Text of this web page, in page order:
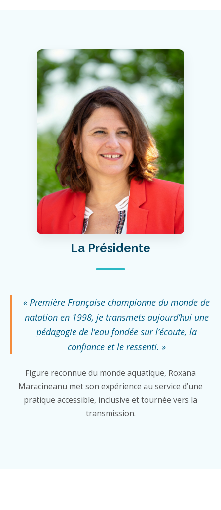
La Présidente
« Première Française championne du monde de
natation en 1998, je transmets aujourd’hui une
pédagogie de l’eau fondée sur l’écoute, la
confiance et le ressenti. »
Figure reconnue du monde aquatique, Roxana
Maracineanu met son expérience au service d’une
pratique accessible, inclusive et tournée vers la
transmission.